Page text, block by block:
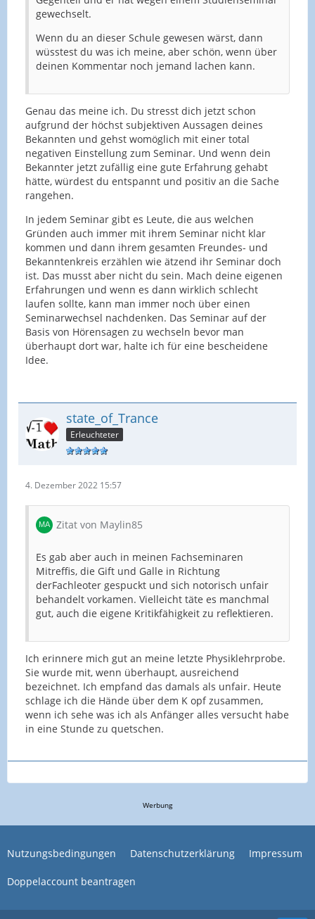
gewechselt.
Wenn du an dieser Schule gewesen wärst, dann
wüsstest du was ich meine, aber schön, wenn über
deinen Kommentar noch jemand lachen kann.
Genau das meine ich. Du stresst dich jetzt schon
aufgrund der höchst subjektiven Aussagen deines
Bekannten und gehst womöglich mit einer total
negativen Einstellung zum Seminar. Und wenn dein
Bekannter jetzt zufällig eine gute Erfahrung gehabt
hätte, würdest du entspannt und positiv an die Sache
rangehen.
In jedem Seminar gibt es Leute, die aus welchen
Gründen auch immer mit ihrem Seminar nicht klar
kommen und dann ihrem gesamten Freundes- und
Bekanntenkreis erzählen wie ätzend ihr Seminar doch
ist. Das musst aber nicht du sein. Mach deine eigenen
Erfahrungen und wenn es dann wirklich schlecht
laufen sollte, kann man immer noch über einen
Seminarwechsel nachdenken. Das Seminar auf der
Basis von Hörensagen zu wechseln bevor man
überhaupt dort war, halte ich für eine bescheidene
Idee.
state_of_Trance
Erleuchteter
4. Dezember 2022 15:57
Zitat von Maylin85
Es gab aber auch in meinen Fachseminaren
Mitreffis, die Gift und Galle in Richtung
derFachleoter gespuckt und sich notorisch unfair
behandelt vorkamen. Vielleicht täte es manchmal
gut, auch die eigene Kritikfähigkeit zu reflektieren.
Ich erinnere mich gut an meine letzte Physiklehrprobe.
Sie wurde mit, wenn überhaupt, ausreichend
bezeichnet. Ich empfand das damals als unfair. Heute
schlage ich die Hände über dem K opf zusammen,
wenn ich sehe was ich als Anfänger alles versucht habe
in eine Stunde zu quetschen.
Werbung
Nutzungsbedingungen Datenschutzerklärung Impressum
Doppelaccount beantragen